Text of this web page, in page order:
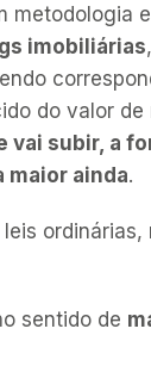
metodologia
imobiliárias,
do valor
vai subir, a
maior ainda.
ordinárias,
sentido de